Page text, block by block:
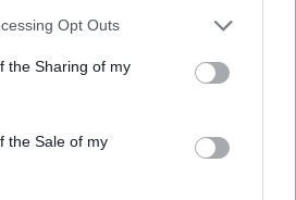
Opt Outs
the Sharing of my
the Sale of my
τα έργα οδικής
πραγματικότητα η κυβέρνηση,
από ανθρώπινη ζωή